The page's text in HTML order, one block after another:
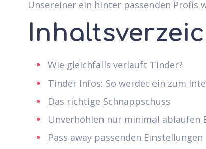
Unsereiner ein hinter passenden Profis
Wie gleichfalls verlauft Tinder?
Tinder Infos: So werdet ein zum
Das richtige Schnappschuss
Unverhohlen nur minimal ablaufen
Pass away passenden Einstellungen